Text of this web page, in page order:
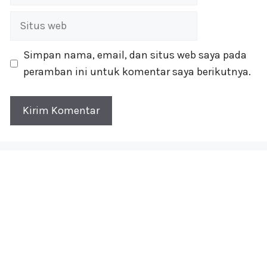
Situs
Simpan nama, email, dan situs web saya pada
peramban ini untuk komentar saya berikutnya.